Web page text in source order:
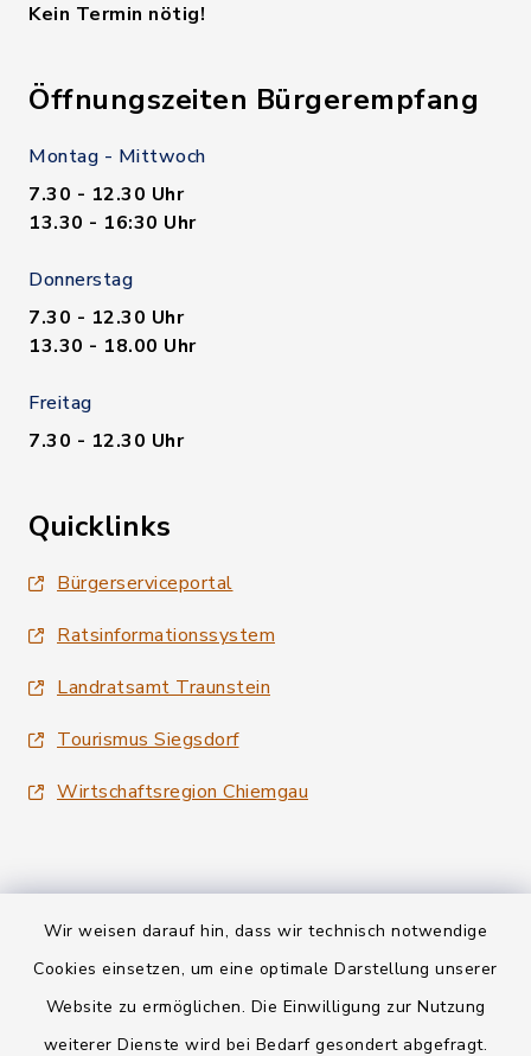
Wir weisen darauf hin, dass wir technisch notwendige
Cookies einsetzen, um eine optimale Darstellung unserer
Website zu ermöglichen. Die Einwilligung zur Nutzung
weiterer Dienste wird bei Bedarf gesondert abgefragt.
Kein Termin nötig!
Öffnungszeiten Bürgerempfang
Montag - Mittwoch
7.30 - 12.30 Uhr
13.30 - 16:30 Uhr
Donnerstag
7.30 - 12.30 Uhr
13.30 - 18.00 Uhr
Freitag
7.30 - 12.30 Uhr
Quicklinks
Bürgerserviceportal
Ratsinformationssystem
Landratsamt Traunstein
Tourismus Siegsdorf
Wirtschaftsregion Chiemgau
Kontakt